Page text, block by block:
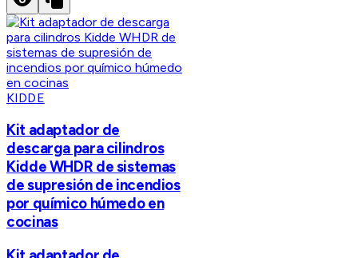
KIDDE
Kit adaptador de
descarga para cilindros
Kidde WHDR de sistemas
de supresión de incendios
por químico húmedo en
cocinas